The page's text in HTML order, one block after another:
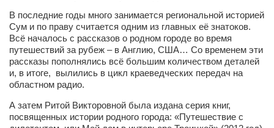
Александра Скорук
Евгений Полюхович
Ольга Чикина
Бизнес-партнёры
Врач психиатр–нарколог Анплеев А.Б.
В последние годы много занимается региональной историей
Сум и по праву считается одним из главных её знатоков.
Всё началось с рассказов о родном городе во время
путешествий за рубеж – в Англию, США… Со временем эти
рассказы пополнялись всё большим количеством деталей
и, в итоге, вылились в цикл краеведческих передач на
областном радио.
А затем Ритой Викторовной была издана серия книг,
посвященных истории родного города: «Путешествие с